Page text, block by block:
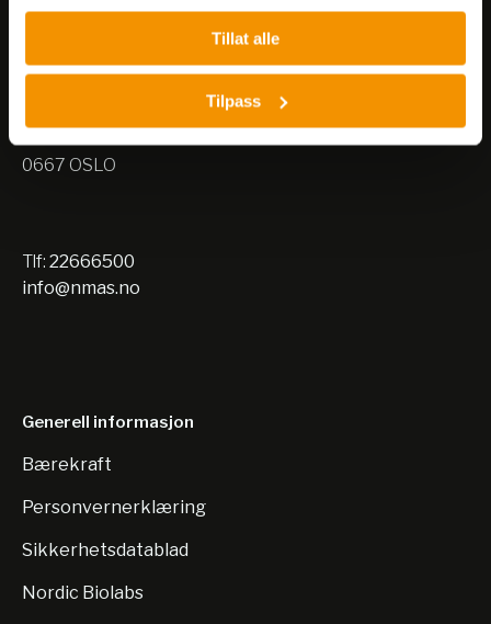
Tillat alle
Tilpass
Nils Hansens vei 8
0667 OSLO
Tlf: 22666500
info@nmas.no
Generell informasjon
Bærekraft
Personvernerklæring
Sikkerhetsdatablad
Nordic Biolabs